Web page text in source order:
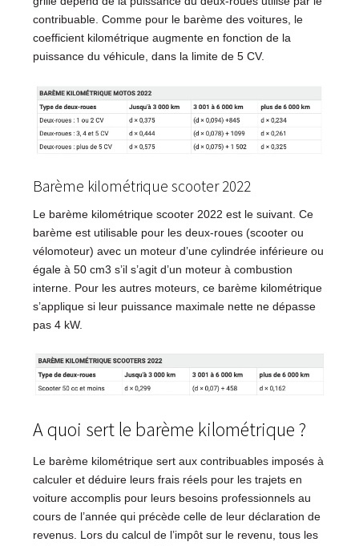
contribuable. Comme pour le barème des voitures, le
coefficient kilométrique augmente en fonction de la
puissance du véhicule, dans la limite de 5 CV.
Barème kilométrique scooter 2022
Le barème kilométrique scooter 2022 est le suivant. Ce
barème est utilisable pour les deux-roues (scooter ou
vélomoteur) avec un moteur d’une cylindrée inférieure ou
égale à 50 cm3 s’il s’agit d’un moteur à combustion
interne. Pour les autres moteurs, ce barème kilométrique
s’applique si leur puissance maximale nette ne dépasse
pas 4 kW.
A quoi sert le barème kilométrique ?
Le barème kilométrique sert aux contribuables imposés à
calculer et déduire leurs frais réels pour les trajets en
voiture accomplis pour leurs besoins professionnels au
cours de l’année qui précède celle de leur déclaration de
revenus. Lors du calcul de l’impôt sur le revenu, tous les